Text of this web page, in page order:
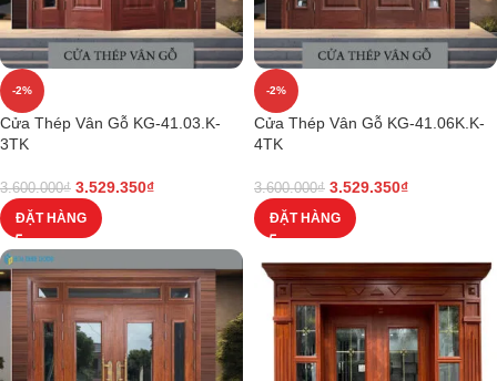
-2%
Cửa Thép Vân Gỗ KG-41.03.K-
3TK
3.600.000₫ 3.529.350₫
ĐẶT HÀNG
-2%
Cửa Thép Vân Gỗ KG-41.06K.K-
4TK
3.600.000₫ 3.529.350₫
ĐẶT HÀNG